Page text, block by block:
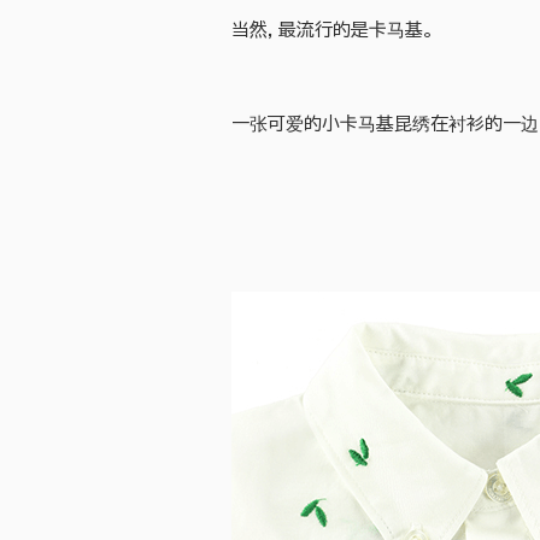
当然，最流行的是卡马基。
一张可爱的小卡马基昆绣在衬衫的一边